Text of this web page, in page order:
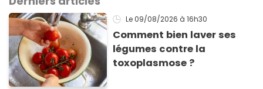
Le 09/08/2026 à 16h30
Comment bien laver ses
légumes contre la
toxoplasmose ?